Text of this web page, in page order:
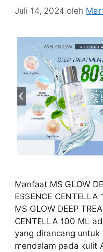
Juli 14, 2024 oleh
Manfaat MS GLOW
ESSENCE
MS GLOW DEEP
CENTELLA 100 ML
yang dirancang
mendalam pada kulit